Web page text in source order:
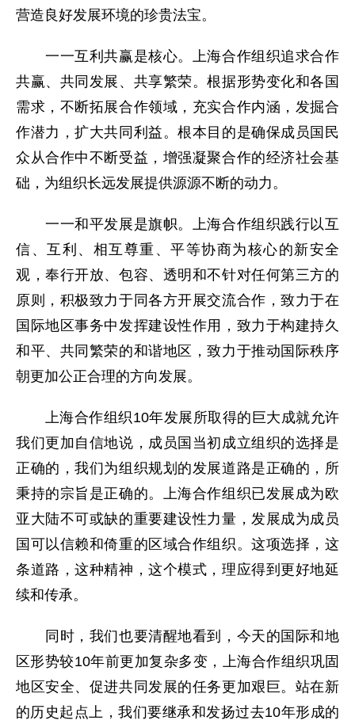
营造良好发展环境的珍贵法宝。
一一互利共赢是核心。上海合作组织追求合作
共赢、共同发展、共享繁荣。根据形势变化和各国
需求，不断拓展合作领域，充实合作内涵，发掘合
作潜力，扩大共同利益。根本目的是确保成员国民
众从合作中不断受益，增强凝聚合作的经济社会基
础，为组织长远发展提供源源不断的动力。
一一和平发展是旗帜。上海合作组织践行以互
信、互利、相互尊重、平等协商为核心的新安全
观，奉行开放、包容、透明和不针对任何第三方的
原则，积极致力于同各方开展交流合作，致力于在
国际地区事务中发挥建设性作用，致力于构建持久
和平、共同繁荣的和谐地区，致力于推动国际秩序
朝更加公正合理的方向发展。
上海合作组织10年发展所取得的巨大成就允许
我们更加自信地说，成员国当初成立组织的选择是
正确的，我们为组织规划的发展道路是正确的，所
秉持的宗旨是正确的。上海合作组织已发展成为欧
亚大陆不可或缺的重要建设性力量，发展成为成员
国可以信赖和倚重的区域合作组织。这项选择，这
条道路，这种精神，这个模式，理应得到更好地延
续和传承。
同时，我们也要清醒地看到，今天的国际和地
区形势较10年前更加复杂多变，上海合作组织巩固
地区安全、促进共同发展的任务更加艰巨。站在新
的历史起点上，我们要继承和发扬过去10年形成的